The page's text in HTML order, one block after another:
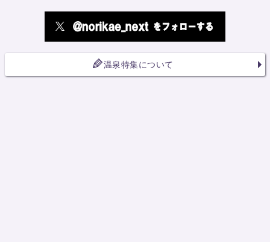
温泉特集について